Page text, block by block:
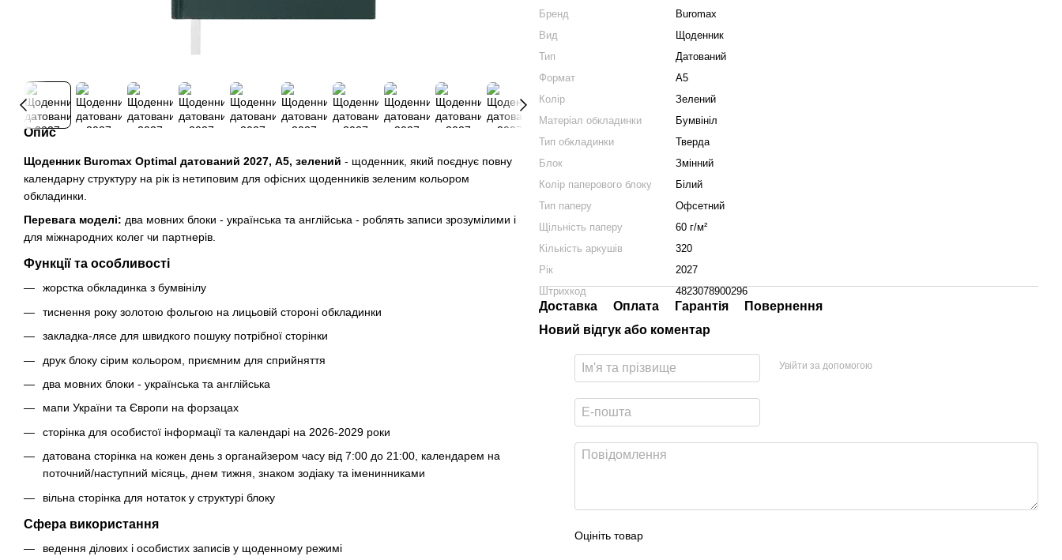
Опис
Щоденник Buromax Optimal датований 2027, A5, зелений - щоденник, який поєднує повну
календарну структуру на рік із нетиповим для офісних щоденників зеленим кольором
обкладинки.
Перевага моделі: два мовних блоки - українська та англійська - роблять записи зрозумілими і
для міжнародних колег чи партнерів.
Функції та особливості
жорстка обкладинка з бумвінілу
тиснення року золотою фольгою на лицьовій стороні обкладинки
закладка-лясе для швидкого пошуку потрібної сторінки
друк блоку сірим кольором, приємним для сприйняття
два мовних блоки - українська та англійська
мапи України та Європи на форзацах
сторінка для особистої інформації та календарі на 2026-2029 роки
датована сторінка на кожен день з органайзером часу від 7:00 до 21:00, календарем на
поточний/наступний місяць, днем тижня, знаком зодіаку та іменинниками
вільна сторінка для нотаток у структурі блоку
Сфера використання
ведення ділових і особистих записів у щоденному режимі
Бренд
Buromax
Вид
Щоденник
Тип
Датований
Формат
А5
Колір
Зелений
Матеріал обкладинки
Бумвініл
Тип обкладинки
Тверда
Блок
Змінний
Колір паперового блоку
Білий
Тип паперу
Офсетний
Щільність паперу
60 г/м²
Кількість аркушів
320
Рік
2027
Штрихкод
4823078900296
Доставка Оплата Гарантія
Повернення
Новий відгук або коментар
Увійти за допомогою
Оцініть товар